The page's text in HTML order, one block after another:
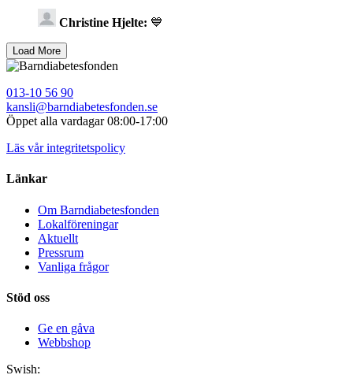
Christine Hjelte: 💙
013-10 56 90
kansli@barndiabetesfonden.se
Öppet alla vardagar 08:00-17:00
Läs vår integritetspolicy
Länkar
Om Barndiabetesfonden
Lokalföreningar
Aktuellt
Pressrum
Vanliga frågor
Stöd oss
Ge en gåva
Webbshop
Swish: